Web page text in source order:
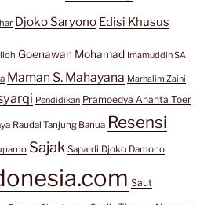
Djoko Saryono Edisi Khusus
Goenawan Mohamad Imamuddin SA
Maman S. Mahayana Marhalim Zaini
Pendidikan Pramoedya Ananta Toer
Raudal Tanjung Banua Resensi
Sajak Sapardi Djoko Damono
Saut